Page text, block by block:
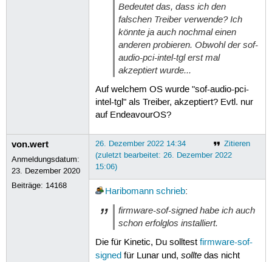
Bedeutet das, dass ich den
falschen Treiber verwende? Ich
könnte ja auch nochmal einen
anderen probieren. Obwohl der sof-
audio-pci-intel-tgl erst mal
akzeptiert wurde...
Auf welchem OS wurde "sof-audio-pci-
intel-tgl" als Treiber, akzeptiert? Evtl. nur
auf EndeavourOS?
von.wert
Anmeldungsdatum:
23. Dezember 2020
Beiträge: 14168
Zitieren
26. Dezember 2022 14:34
(zuletzt bearbeitet: 26. Dezember 2022
15:06)
Haribomann schrieb:
firmware-sof-signed habe ich auch
schon erfolglos installiert.
Die für Kinetic, Du solltest firmware-sof-
signedfür Lunar und, solltedas nicht